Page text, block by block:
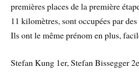
premières places de la première
11 kilomètres, sont occupées par
Ils ont le même prénom en plus,
Stefan Kung 1er, Stefan Bissegger